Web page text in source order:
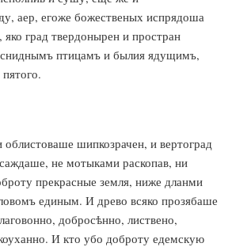
аер, егоже божественых испрядоша
яко град твердонырен и простран
птицамъ и былия ядущимъ,
шипкозрачен, и вертоград
не мотыками раскопав, ни
прекрасные земля, ниже дланми
единым. И древо всяко прозябаше
добросѣнно, листвено,
И кто убо доброту едемскую